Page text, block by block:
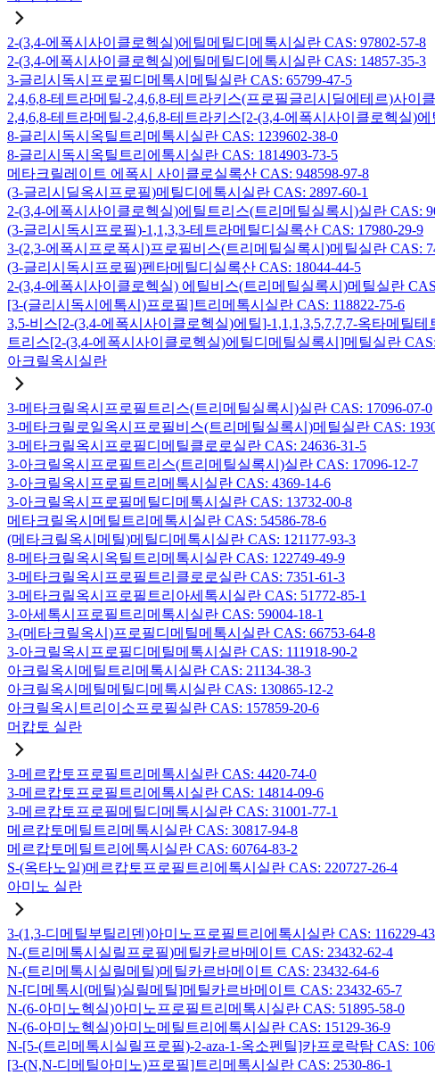
2-(3,4-에폭시사이클로헥실)에틸메틸디메톡시실란 CAS: 97802-57-8
2-(3,4-에폭시사이클로헥실)에틸메틸디에톡시실란 CAS: 14857-35-3
3-글리시독시프로필디메톡시메틸실란 CAS: 65799-47-5
2,4,6,8-테트라메틸-2,4,6,8-테트라키스(프로필글리시딜에테르)사이
2,4,6,8-테트라메틸-2,4,6,8-테트라키스[2-(3,4-에폭시사이클로헥실)
8-글리시독시옥틸트리메톡시실란 CAS: 1239602-38-0
8-글리시독시옥틸트리에톡시실란 CAS: 1814903-73-5
메타크릴레이트 에폭시 사이클로실록산 CAS: 948598-97-8
(3-글리시딜옥시프로필)메틸디에톡시실란 CAS: 2897-60-1
2-(3,4-에폭시사이클로헥실)에틸트리스(트리메틸실록시)실란 CAS:
(3-글리시독시프로필)-1,1,3,3-테트라메틸디실록산 CAS: 17980-29-9
3-(2,3-에폭시프로폭시)프로필비스(트리메틸실록시)메틸실란 CAS:
(3-글리시독시프로필)펜타메틸디실록산 CAS: 18044-44-5
2-(3,4-에폭시사이클로헥실) 에틸비스(트리메틸실록시)메틸실란
[3-(글리시독시에톡시)프로필]트리메톡시실란 CAS: 118822-75-6
3,5-비스[2-(3,4-에폭시사이클로헥실)에틸]-1,1,1,3,5,7,7,7-옥타메틸테
트리스[2-(3,4-에폭시사이클로헥실)에틸디메틸실록시]메틸실란 CAS:
아크릴옥시실란
3-메타크릴옥시프로필트리스(트리메틸실록시)실란 CAS: 17096-07-0
3-메타크릴로일옥시프로필비스(트리메틸실록시)메틸실란 CAS:
3-메타크릴옥시프로필디메틸클로로실란 CAS: 24636-31-5
3-아크릴옥시프로필트리스(트리메틸실록시)실란 CAS: 17096-12-7
3-아크릴옥시프로필트리메톡시실란 CAS: 4369-14-6
3-아크릴옥시프로필메틸디메톡시실란 CAS: 13732-00-8
메타크릴옥시메틸트리메톡시실란 CAS: 54586-78-6
(메타크릴옥시메틸)메틸디메톡시실란 CAS: 121177-93-3
8-메타크릴옥시옥틸트리메톡시실란 CAS: 122749-49-9
3-메타크릴옥시프로필트리클로로실란 CAS: 7351-61-3
3-메타크릴옥시프로필트리아세톡시실란 CAS: 51772-85-1
3-아세톡시프로필트리메톡시실란 CAS: 59004-18-1
3-(메타크릴옥시)프로필디메틸메톡시실란 CAS: 66753-64-8
3-아크릴옥시프로필디메틸메톡시실란 CAS: 111918-90-2
아크릴옥시메틸트리메톡시실란 CAS: 21134-38-3
아크릴옥시메틸메틸디메톡시실란 CAS: 130865-12-2
아크릴옥시트리이소프로필실란 CAS: 157859-20-6
머캅토 실란
3-메르캅토프로필트리메톡시실란 CAS: 4420-74-0
3-메르캅토프로필트리에톡시실란 CAS: 14814-09-6
3-메르캅토프로필메틸디메톡시실란 CAS: 31001-77-1
메르캅토메틸트리메톡시실란 CAS: 30817-94-8
메르캅토메틸트리에톡시실란 CAS: 60764-83-2
S-(옥타노일)메르캅토프로필트리에톡시실란 CAS: 220727-26-4
아미노 실란
3-(1,3-디메틸부틸리덴)아미노프로필트리에톡시실란 CAS: 116229-
N-(트리메톡시실릴프로필)메틸카르바메이트 CAS: 23432-62-4
N-(트리메톡시실릴메틸)메틸카르바메이트 CAS: 23432-64-6
N-[디메톡시(메틸)실릴메틸]메틸카르바메이트 CAS: 23432-65-7
N-(6-아미노헥실)아미노프로필트리메톡시실란 CAS: 51895-58-0
N-(6-아미노헥실)아미노메틸트리에톡시실란 CAS: 15129-36-9
N-[5-(트리메톡시실릴프로필)-2-aza-1-옥소펜틸]카프로락탐 CAS:
[3-(N,N-디메틸아미노)프로필]트리메톡시실란 CAS: 2530-86-1